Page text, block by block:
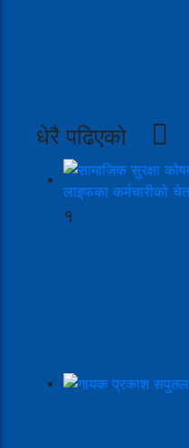
धेरै पढिएको
१